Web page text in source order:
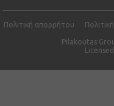
Πολιτική απορρήτου
Pilakoutas